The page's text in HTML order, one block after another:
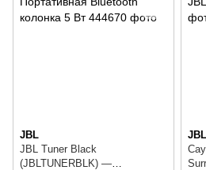
JBL
JBL Tuner Black
(JBLTUNERBLK) —
JBL